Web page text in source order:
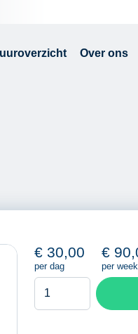
Over ons
€ 30,00
per dag
€
per week
Industrieventilator